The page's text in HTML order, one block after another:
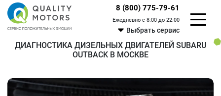
8 (800) 775-79-61
Ежедневно с 8:00 до 22:00
Выбрать сервис
ДИАГНОСТИКА ДИЗЕЛЬНЫХ ДВИГАТЕЛЕЙ SUBARU
OUTBACK В МОСКВЕ